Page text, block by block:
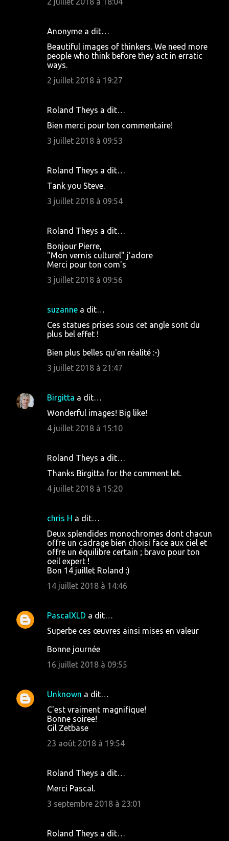
Anonyme a dit…
Beautiful images of thinkers. We need more
people who think before they act in erratic
ways.
2 juillet 2018 à 19:27
Roland Theys a dit…
Bien merci pour ton commentaire!
3 juillet 2018 à 09:53
Roland Theys a dit…
Tank you Steve.
3 juillet 2018 à 09:54
Roland Theys a dit…
Bonjour Pierre,
"Mon vernis culturel" j'adore
Merci pour ton com's
3 juillet 2018 à 09:56
suzanne a dit…
Ces statues prises sous cet angle sont du
plus bel effet !
Bien plus belles qu'en réalité :-)
3 juillet 2018 à 21:47
Birgitta a dit…
Wonderful images! Big like!
4 juillet 2018 à 15:10
Roland Theys a dit…
Thanks Birgitta for the comment let.
4 juillet 2018 à 15:20
chris H a dit…
Deux splendides monochromes dont chacun
offre un cadrage bien choisi face aux ciel et
offre un équilibre certain ; bravo pour ton
oeil expert !
Bon 14 juillet Roland :)
14 juillet 2018 à 14:46
PascalXLD a dit…
Superbe ces œuvres ainsi mises en valeur
Bonne journée
16 juillet 2018 à 09:55
Unknown a dit…
C'est vraiment magnifique!
Bonne soiree!
Gil Zetbase
23 août 2018 à 19:54
Roland Theys a dit…
Merci Pascal.
3 septembre 2018 à 23:01
Roland Theys a dit…